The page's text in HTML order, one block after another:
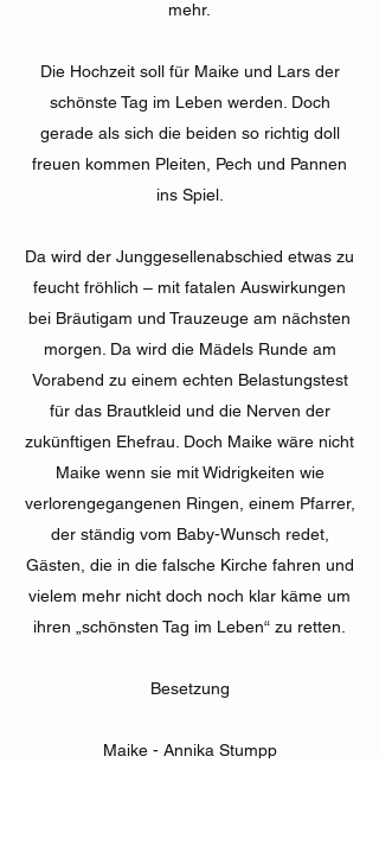
mehr.
Die Hochzeit soll für Maike und Lars der
schönste Tag im Leben werden. Doch
gerade als sich die beiden so richtig doll
freuen kommen Pleiten, Pech und Pannen
ins Spiel.
Da wird der Junggesellenabschied etwas zu
feucht fröhlich – mit fatalen Auswirkungen
bei Bräutigam und Trauzeuge am nächsten
morgen. Da wird die Mädels Runde am
Vorabend zu einem echten Belastungstest
für das Brautkleid und die Nerven der
zukünftigen Ehefrau. Doch Maike wäre nicht
Maike wenn sie mit Widrigkeiten wie
verlorengegangenen Ringen, einem Pfarrer,
der ständig vom Baby-Wunsch redet,
Gästen, die in die falsche Kirche fahren und
vielem mehr nicht doch noch klar käme um
ihren „schönsten Tag im Leben“ zu retten.
Besetzung
Maike - Annika Stumpp